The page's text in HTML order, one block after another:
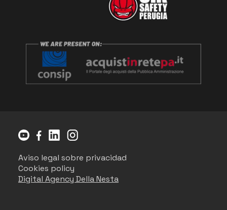
Aviso legal sobre privacidad
Cookies policy
Digital Agency Della Nesta